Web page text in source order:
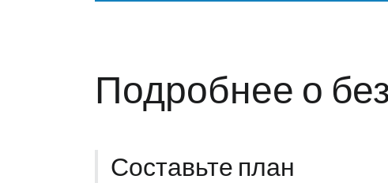
Подробнее о
Составьте план